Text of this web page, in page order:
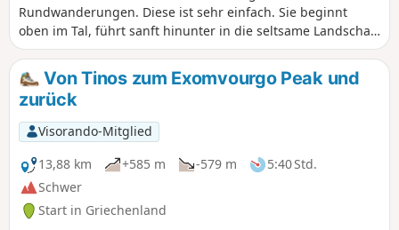
Rundwanderungen. Diese ist sehr einfach. Sie beginnt
oben im Tal, führt sanft hinunter in die seltsame Landschaft
um Volax und dann wieder hinauf ins Dorf. Anschließend
nahmen wir die wenig begehene, relativ flache Straße
zurück zum Auto. Die großen, wahrscheinlich vulkanischen
Stein-/Granitbrocken sind etwas ganz Besonderes und
sehenswert.
Von Tinos zum Exomvourgo Peak und
zurück
Visorando-Mitglied
13,88 km
+585 m -579 m
5:40 Std.
Schwer
Start in Griechenland